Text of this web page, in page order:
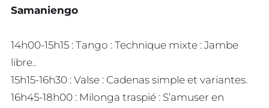
Samaniengo
14h00-15h15 : Tango : Technique mixte : Jambe
libre..
15h15-16h30 : Valse : Cadenas simple et variantes.
16h45-18h00 : Milonga traspié : S’amuser en